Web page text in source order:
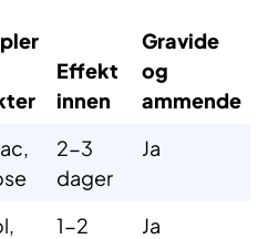
Effekt
innen
Gravide
og
ammende
2-3
dager
Ja
1-2
Ja